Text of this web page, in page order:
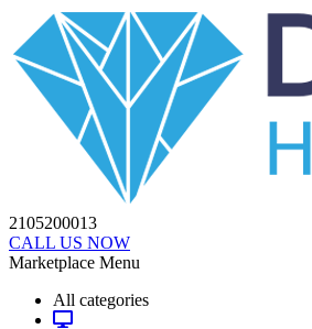
2105200013
CALL US NOW
Marketplace Menu
All categories